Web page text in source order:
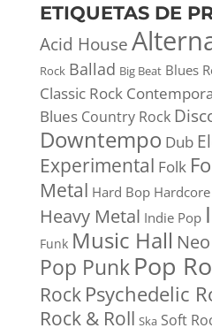
ETIQUETAS DE
Acid House
Rock Ballad Big Beat Blues
Classic Rock
Blues Country Rock
Downtempo Dub
Experimental Folk
Metal Hard Bop Hardcore
Heavy Metal Indie Pop
Funk Music Hall
Pop PunkPop
Rock Psychedelic
Rock & Roll Ska Soft